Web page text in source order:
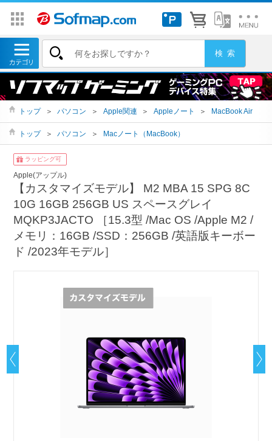
トップ ＞ パソコン ＞ Apple関連 ＞ Appleノート ＞ MacBook Air
トップ ＞ パソコン ＞ Macノート（MacBook）
ラッピング可
Apple(アップル)
【カスタマイズモデル】 M2 MBA 15 SPG 8C
10G 16GB 256GB US スペースグレイ
MQKP3JACTO ［15.3型 /Mac OS /Apple M2 /
メモリ：16GB /SSD：256GB /英語版キーボー
ド /2023年モデル］